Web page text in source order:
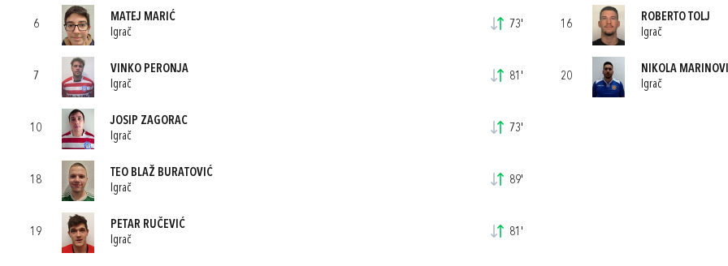
6
MATEJ MARIĆ
Igrač
73'
7
VINKO PERONJA
Igrač
81'
10
JOSIP ZAGORAC
Igrač
73'
18
TEO BLAŽ BURATOVIĆ
Igrač
89'
19
PETAR RUČEVIĆ
Igrač
81'
16
ROBERTO TOLJ
Igrač
20
NIKOLA
Igrač